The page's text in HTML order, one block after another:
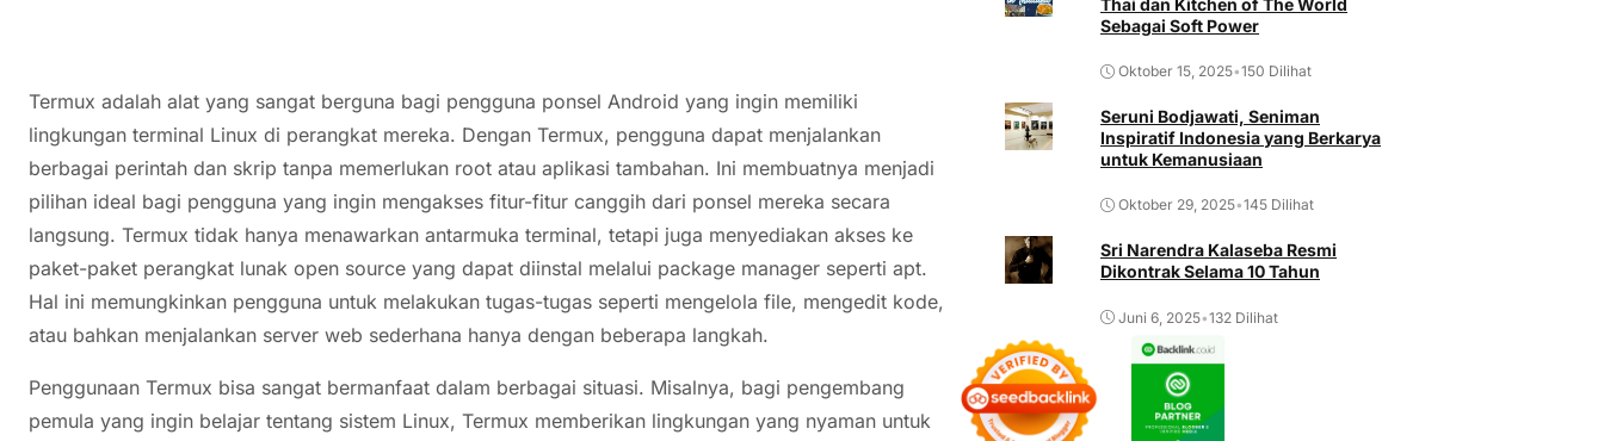
Termux adalah alat yang sangat berguna bagi pengguna ponsel Android yang ingin memiliki
lingkungan terminal Linux di perangkat mereka. Dengan Termux, pengguna dapat menjalankan
berbagai perintah dan skrip tanpa memerlukan root atau aplikasi tambahan. Ini membuatnya menjadi
pilihan ideal bagi pengguna yang ingin mengakses fitur-fitur canggih dari ponsel mereka secara
langsung. Termux tidak hanya menawarkan antarmuka terminal, tetapi juga menyediakan akses ke
paket-paket perangkat lunak open source yang dapat diinstal melalui package manager seperti apt.
Hal ini memungkinkan pengguna untuk melakukan tugas-tugas seperti mengelola file, mengedit kode,
atau bahkan menjalankan server web sederhana hanya dengan beberapa langkah.
Penggunaan Termux bisa sangat bermanfaat dalam berbagai situasi. Misalnya, bagi pengembang
pemula yang ingin belajar tentang sistem Linux, Termux memberikan lingkungan yang nyaman untuk
Sebagai Soft Power
Oktober 15, 2025•150 Dilihat
Seruni Bodjawati, Seniman
Inspiratif Indonesia yang Berkarya
untuk Kemanusiaan
Oktober 29, 2025•145 Dilihat
Sri Narendra Kalaseba Resmi
Dikontrak Selama 10 Tahun
Juni 6, 2025•132 Dilihat